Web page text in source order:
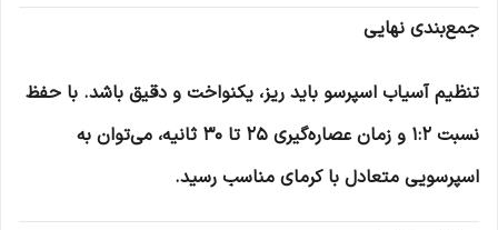
جمع‌بندی نهایی
تنظیم آسیاب اسپرسو باید ریز، یکنواخت و دقیق باشد. با حفظ
نسبت 1:2 و زمان عصاره‌گیری 25 تا 30 ثانیه، می‌توان به
اسپرسویی متعادل با کرمای مناسب رسید.